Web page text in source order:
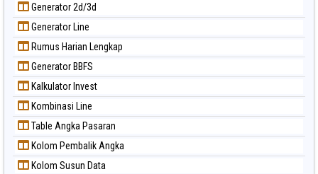
Generator 2d/3d
Generator Line
Rumus Harian Lengkap
Generator BBFS
Kalkulator Invest
Kombinasi Line
Table Angka Pasaran
Kolom Pembalik Angka
Kolom Susun Data